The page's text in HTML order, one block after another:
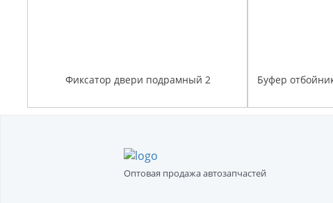
Фиксатор двери подрамный 2 Буфер
Оптовая продажа автозапчастей